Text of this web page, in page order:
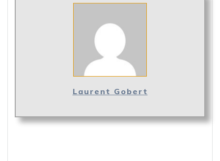
Laurent Gobert